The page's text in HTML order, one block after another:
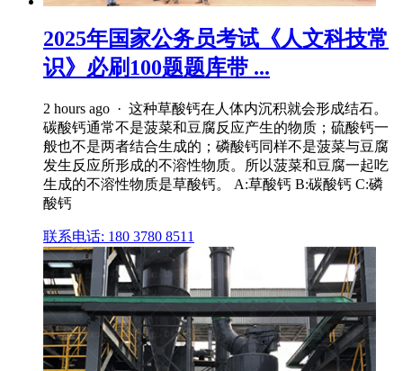
2025年国家公务员考试《人文科技常
识》必刷100题题库带 ...
2 hours ago · 这种草酸钙在人体内沉积就会形成结石。
碳酸钙通常不是菠菜和豆腐反应产生的物质；硫酸钙一
般也不是两者结合生成的；磷酸钙同样不是菠菜与豆腐
发生反应所形成的不溶性物质。所以菠菜和豆腐一起吃
生成的不溶性物质是草酸钙。 A:草酸钙 B:碳酸钙 C:磷
酸钙
联系电话: 180 3780 8511